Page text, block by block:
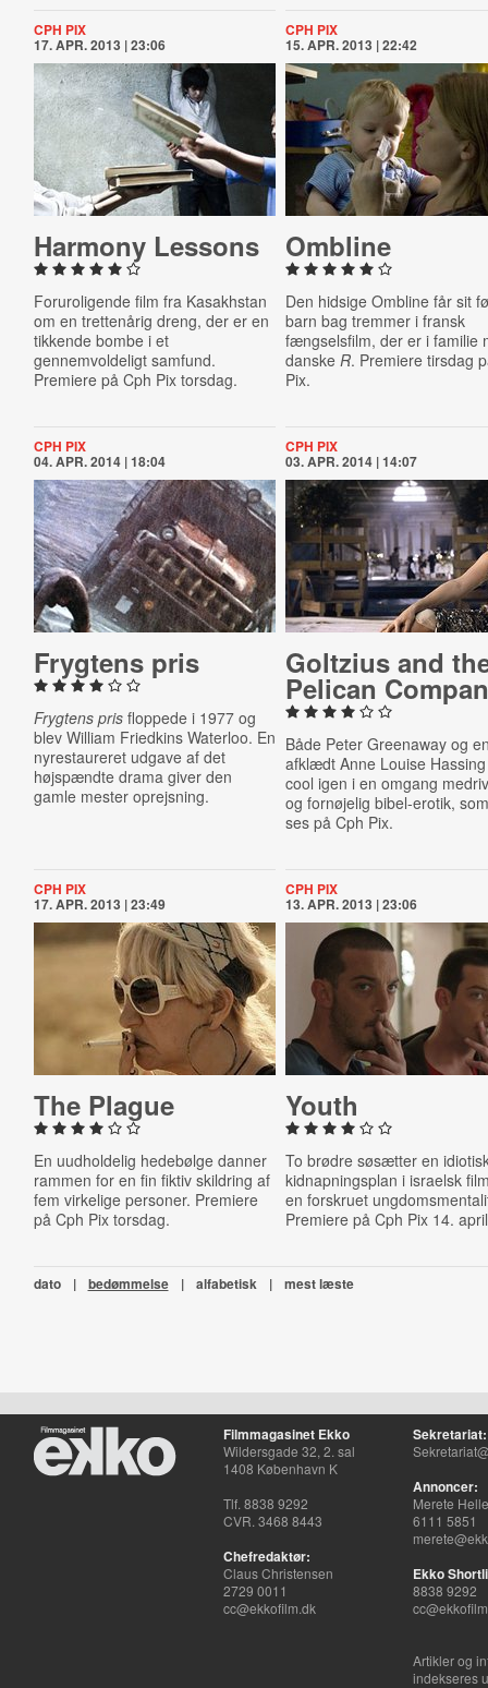
CPH PIX
17. APR. 2013 | 23:06
Harmony Lessons
Foruroligende film fra Kasakhstan
om en trettenårig dreng, der er en
tikkende bombe i et
gennemvoldeligt samfund.
Premiere på Cph Pix torsdag.
CPH PIX
15. APR. 2013 | 22:42
Ombline
Den hidsige Ombline får sit
barn bag tremmer i fransk
fængselsfilm, der er i familie
danskeR. Premiere tirsdag
Pix.
CPH PIX
04. APR. 2014 | 18:04
Frygtens pris
Frygtens prisfloppede i 1977 og
blev William Friedkins Waterloo. En
nyrestaureret udgave af det
højspændte drama giver den
gamle mester oprejsning.
CPH PIX
03. APR. 2014 | 14:07
Goltzius and
Pelican
Både Peter Greenaway og
afklædt Anne Louise
cool igen i en omgang
og fornøjelig bibel-erotik,
ses på Cph Pix.
CPH PIX
17. APR. 2013 | 23:49
The Plague
En uudholdelig hedebølge danner
rammen for en fin fiktiv skildring af
fem virkelige personer. Premiere
på Cph Pix torsdag.
CPH PIX
13. APR. 2013 | 23:06
Youth
To brødre søsætter en
kidnapningsplan i israelsk
en forskruet
Premiere på Cph Pix 14.
dato | bedømmelse | alfabetisk | mest læste
Filmmagasinet Ekko
Wildersgade 32, 2. sal
1408 København K
Tlf. 8838 9292
CVR. 3468 8443
Chefredaktør:
Claus Christensen
2729 0011
cc@ekkofilm.dk
Sekretariat:
Annoncer:
Merete
6111 5851
Ekko
8838 9292
Artikler og
indekseres